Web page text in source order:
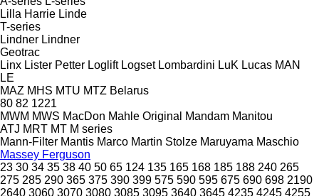
Lilla Harrie Linde
T-series
Lindner Lindner
Geotrac
Linx Lister Petter Loglift Logset Lombardini LuK Lucas MAN
LE
MAZ MHS MTU MTZ Belarus
80 82 1221
MWM MWS MacDon Mahle Original Mandam Manitou
ATJ MRT MT M series
Mann-Filter Mantis Marco Martin Stolze Maruyama Maschio
Massey Ferguson
23 30 34 35 38 40 50 65 124 135 165 168 185 188 240 265
275 285 290 365 375 390 399 575 590 595 675 690 698 2190
2640 3060 3070 3080 3085 3095 3640 3645 4235 4245 4255